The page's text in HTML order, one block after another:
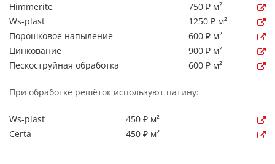
Himmerite
750 ₽ м²
Ws-plast
1250 ₽ м²
Порошковое напыление
600 ₽ м²
Цинкование
900 ₽ м²
Пескоструйная обработка
600 ₽ м²
При обработке решёток используют патину:
Ws-plast
450 ₽ м²
Certa
450 ₽ м²